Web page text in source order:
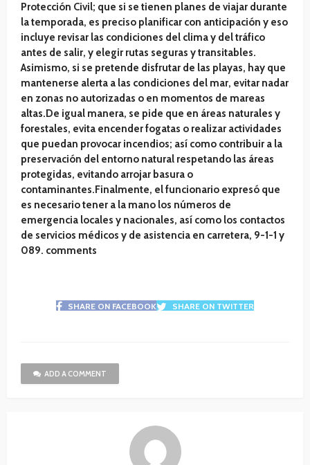
Protección Civil; que si se tienen planes de viajar durante
la temporada, es preciso planificar con anticipación y eso
incluye revisar las condiciones del clima y del tráfico
antes de salir, y elegir rutas seguras y transitables.
Asimismo, si se pretende disfrutar de las playas, hay que
mantenerse alerta a las condiciones del mar, evitar nadar
en zonas no autorizadas o en momentos de mareas
altas.De igual manera, se pide que en áreas naturales y
forestales, evita encender fogatas o realizar actividades
que puedan provocar incendios; así como contribuir a la
preservación del entorno natural respetando las áreas
protegidas, evitando arrojar basura o
contaminantes.Finalmente, el funcionario expresó que
es necesario tener a la mano los números de
emergencia locales y nacionales, así como los contactos
de servicios médicos y de asistencia en carretera, 9-1-1 y
089. comments
SHARE ON FACEBOOK SHARE ON TWITTER
ADD A COMMENT